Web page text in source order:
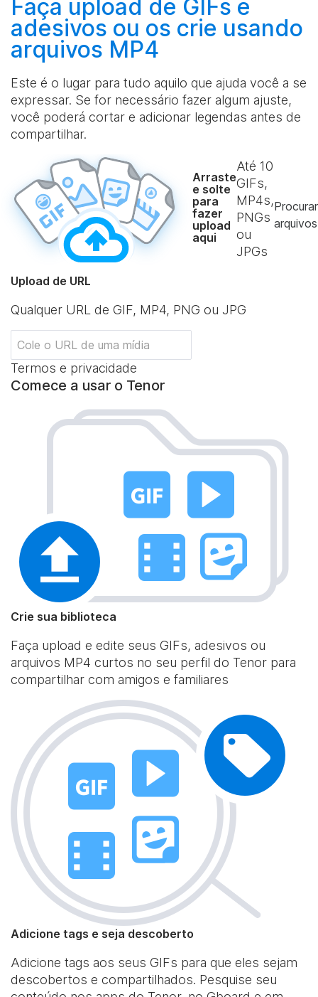
Faça upload de GIFs e
adesivos ou os crie usando
arquivos MP4
Este é o lugar para tudo aquilo que ajuda você a se
expressar. Se for necessário fazer algum ajuste,
você poderá cortar e adicionar legendas antes de
compartilhar.
Arraste
e solte
para
fazer
upload
aqui
Até 10
GIFs,
MP4s,
PNGs
ou
JPGs
Procurar
arquivos
Upload de URL
Qualquer URL de GIF, MP4, PNG ou JPG
Termos e privacidade
Comece a usar o Tenor
Crie sua biblioteca
Faça upload e edite seus GIFs, adesivos ou
arquivos MP4 curtos no seu perfil do Tenor para
compartilhar com amigos e familiares
Adicione tags e seja descoberto
Adicione tags aos seus GIFs para que eles sejam
descobertos e compartilhados. Pesquise seu